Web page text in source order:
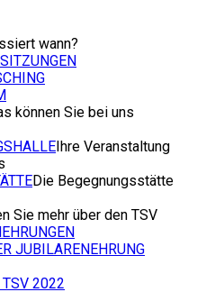
wann?
können Sie bei uns
Ihre Veranstaltung
Die Begegnungsstätte
Sie mehr über den TSV
JUBILARENEHRUNG
2022